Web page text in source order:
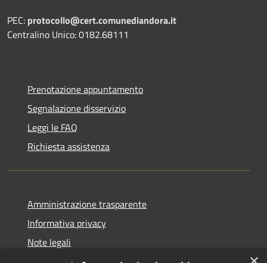
PEC: protocollo@cert.comunediandora.it
Centralino Unico: 0182.68111
Prenotazione appuntamento
Segnalazione disservizio
Leggi le FAQ
Richiesta assistenza
Amministrazione trasparente
Informativa privacy
Note legali